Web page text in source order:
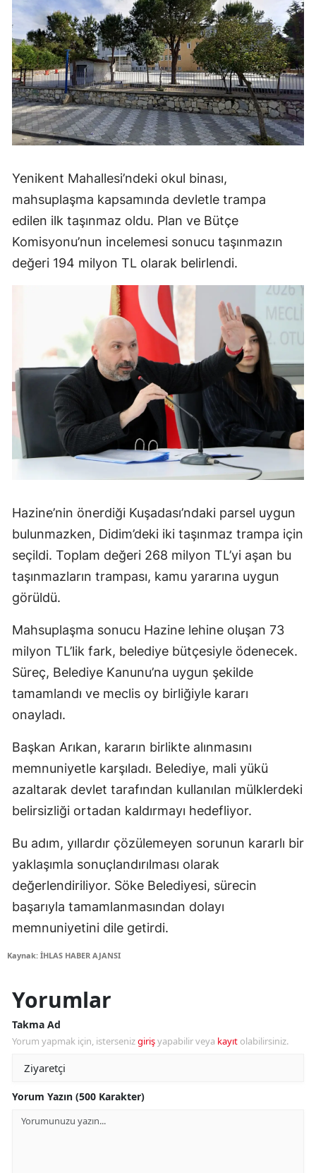
Yenikent Mahallesi’ndeki okul binası,
mahsuplaşma kapsamında devletle trampa
edilen ilk taşınmaz oldu. Plan ve Bütçe
Komisyonu’nun incelemesi sonucu taşınmazın
değeri 194 milyon TL olarak belirlendi.
Hazine’nin önerdiği Kuşadası’ndaki parsel uygun
bulunmazken, Didim’deki iki taşınmaz trampa için
seçildi. Toplam değeri 268 milyon TL’yi aşan bu
taşınmazların trampası, kamu yararına uygun
görüldü.
Mahsuplaşma sonucu Hazine lehine oluşan 73
milyon TL’lik fark, belediye bütçesiyle ödenecek.
Süreç, Belediye Kanunu’na uygun şekilde
tamamlandı ve meclis oy birliğiyle kararı
onayladı.
Başkan Arıkan, kararın birlikte alınmasını
memnuniyetle karşıladı. Belediye, mali yükü
azaltarak devlet tarafından kullanılan mülklerdeki
belirsizliği ortadan kaldırmayı hedefliyor.
Bu adım, yıllardır çözülemeyen sorunun kararlı bir
yaklaşımla sonuçlandırılması olarak
değerlendiriliyor. Söke Belediyesi, sürecin
başarıyla tamamlanmasından dolayı
memnuniyetini dile getirdi.
Kaynak: İHLAS HABER AJANSI
Yorumlar
Takma Ad
Yorum yapmak için, istersenizgirişyapabilir veya kayıt olabilirsiniz.
Yorum Yazın (500 Karakter)